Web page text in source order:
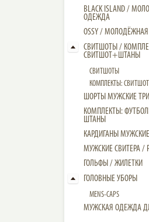
BLACK ISLAND /
ОДЕЖДА
OSSY /
СВИТШОТЫ /
СВИТШОТ+ШТАНЫ
СВИТШОТЫ
КОМПЛЕКТЫ:
ШОРТЫ МУЖСКИЕ
КОМПЛЕКТЫ:
ШТАНЫ
КАРДИГАНЫ МУЖСКИЕ
МУЖСКИЕ СВИТЕРА /
ГОЛЬФЫ / ЖИЛЕТКИ
ГОЛОВНЫЕ УБОРЫ
MENS-CAPS
МУЖСКАЯ ОДЕЖДА